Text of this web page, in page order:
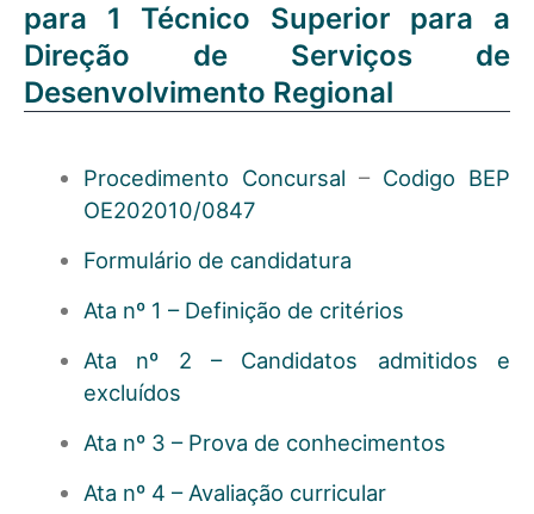
para 1 Técnico Superior para a
Direção de Serviços de
Desenvolvimento Regional
Procedimento Concursal – Codigo BEP
OE202010/0847
Formulário de candidatura
Ata nº 1 – Definição de critérios
Ata nº 2 – Candidatos admitidos e
excluídos
Ata nº 3 – Prova de conhecimentos
Ata nº 4 – Avaliação curricular